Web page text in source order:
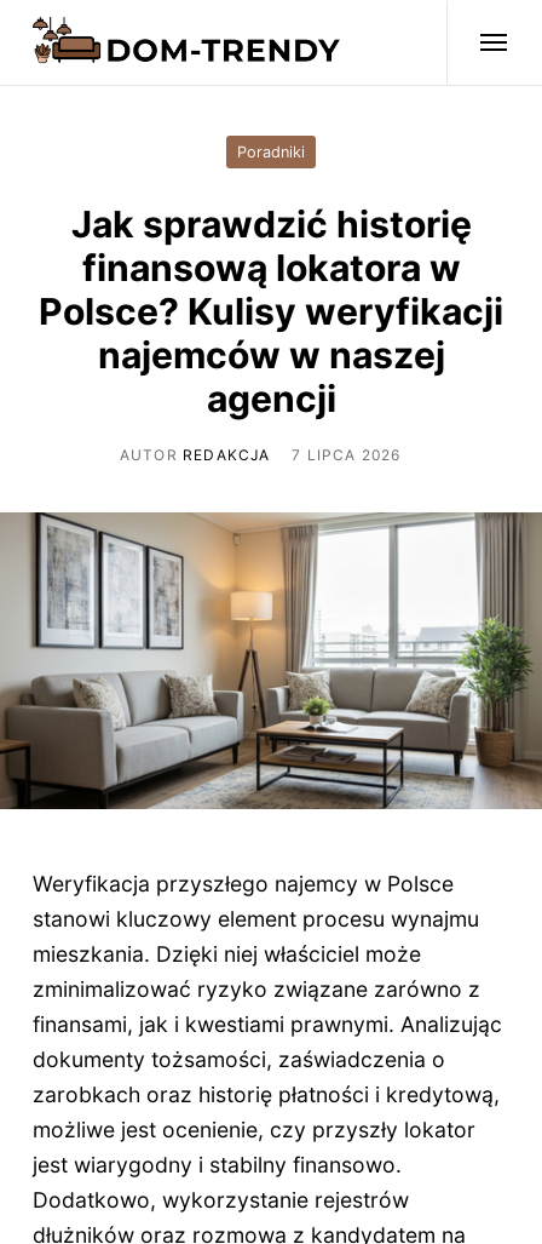
Poradniki
Jak sprawdzić historię
finansową lokatora w
Polsce? Kulisy weryfikacji
najemców w naszej
agencji
AUTOR REDAKCJA 7 LIPCA 2026
Weryfikacja przyszłego najemcy w Polsce
stanowi kluczowy element procesu wynajmu
mieszkania. Dzięki niej właściciel może
zminimalizować ryzyko związane zarówno z
finansami, jak i kwestiami prawnymi. Analizując
dokumenty tożsamości, zaświadczenia o
zarobkach oraz historię płatności i kredytową,
możliwe jest ocenienie, czy przyszły lokator
jest wiarygodny i stabilny finansowo.
Dodatkowo, wykorzystanie rejestrów
dłużników oraz rozmowa z kandydatem na